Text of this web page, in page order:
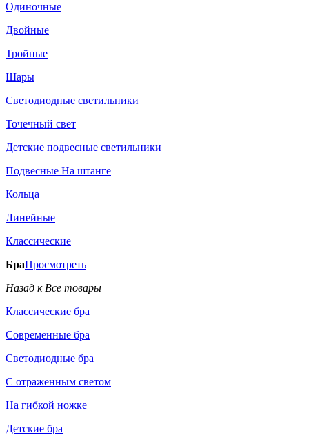
Одиночные
Двойные
Тройные
Шары
Светодиодные светильники
Точечный свет
Детские подвесные светильники
Подвесные На штанге
Кольца
Линейные
Классические
БраПросмотреть
Назад к Все товары
Классические бра
Современные бра
Светодиодные бра
С отраженным светом
На гибкой ножке
Детские бра